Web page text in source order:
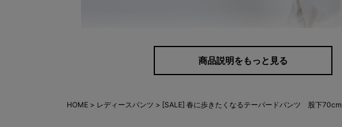
商品説明をもっと見る
HOME レディースパンツ [SALE] 春に歩きたくなるテーパードパンツ 股下70cm